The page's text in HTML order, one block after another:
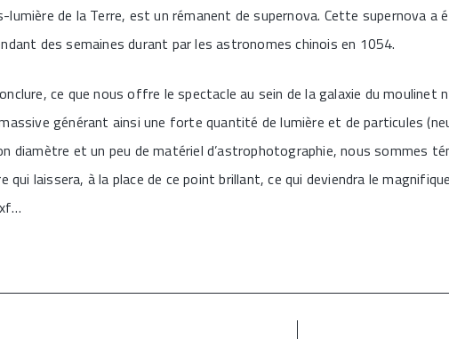
lumière de la Terre, est un rémanent de supernova. Cette supernova a
des semaines durant par les astronomes chinois en 1054.
ce que nous offre le spectacle au sein de la galaxie du moulinet
générant ainsi une forte quantité de lumière et de particules
diamètre et un peu de matériel d’astrophotographie, nous sommes
qui laissera, à la place de ce point brillant, ce qui deviendra le